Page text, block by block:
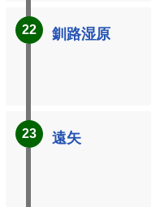
22 釧路湿原
23 遠矢